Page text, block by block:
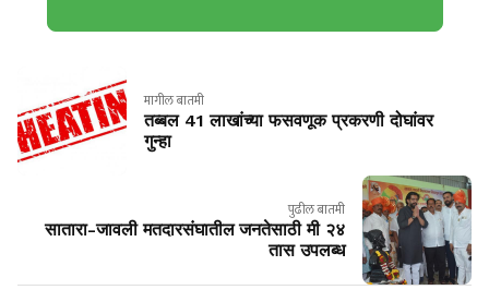
मागील बातमी
तब्बल 41 लाखांच्या फसवणूक प्रकरणी दोघांवर
गुन्हा
पुढील बातमी
सातारा-जावली मतदारसंघातील जनतेसाठी मी २४
तास उपलब्ध